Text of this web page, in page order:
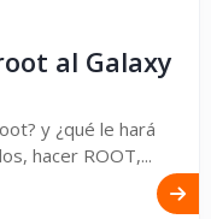
al Galaxy
y ¿qué le hará
hacer ROOT,...